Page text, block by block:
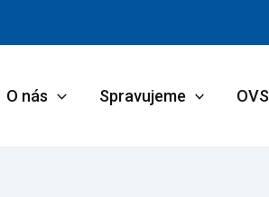
O nás Spravujeme OVS